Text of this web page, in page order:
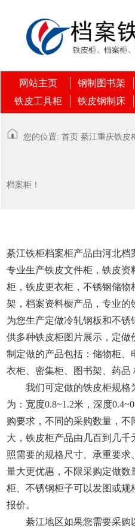
网站主页 钢制图书架
铁皮工具柜
铁皮钢制床
您的位置: 首页 綦江重庆铁皮
档案柜！
綦江铁柜档案柜产品由河北档
专业生产铁皮文件柜，铁皮
柜，铁皮更衣柜，不锈钢储
架，档案资料橱产品，专业
为您生产定做冷轧钢板和不
供多种铁皮柜图片展示，定
制定做的产品包括：储物柜
衣柜、密集柜、图书架、药品
我们可定做的铁皮柜规格
为：宽度0.8~1.2米，深度
购要求，不同的采购数量，
大，铁皮柜产品由几百到几
照需要的规格尺寸、承重要求
量大更优惠，不限采购定做
柜、不锈钢柜子可以发图或
报价。
綦江地区如果您需要采购